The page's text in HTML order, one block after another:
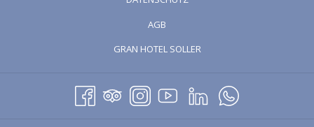
AGB
GRAN HOTEL SOLLERÖFFNET
NEUEN